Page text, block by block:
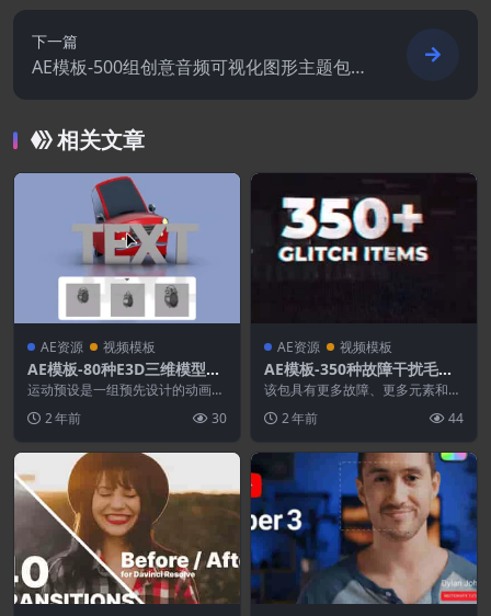
下一篇
AE模板-500组创意音频可视化图形主题包装
宣传动画
相关文章
AE资源 视频模板
AE模板-80种E3D三维模型弹
跳旋转飞行动画预设
运动预设是一组预先设计的动画，
只需单击几下即可应用于文本或 3
D 对象。包含80...
2 年前 30
AE资源 视频模板
AE模板-350种故障干扰毛刺
损坏特效视觉动画预设 Glitc
h
该包具有更多故障、更多元素和新
的控制系统，可以控制故障的各个
方面。11个类别16...
2 年前 44